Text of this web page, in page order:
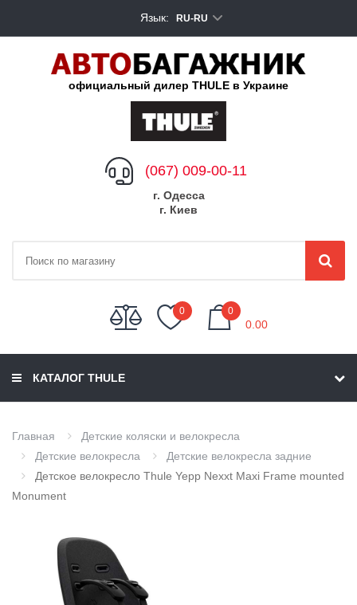
Язык: RU-RU
официальный дилер THULE в Украине
(067) 009-00-11
г. Одесса
г. Киев
0 0
0.00
КАТАЛОГ THULE
Главная
Детские коляски и велокресла
Детские велокресла
Детские велокресла задние
Детское велокресло Thule Yepp Nexxt Maxi Frame mounted
Monument